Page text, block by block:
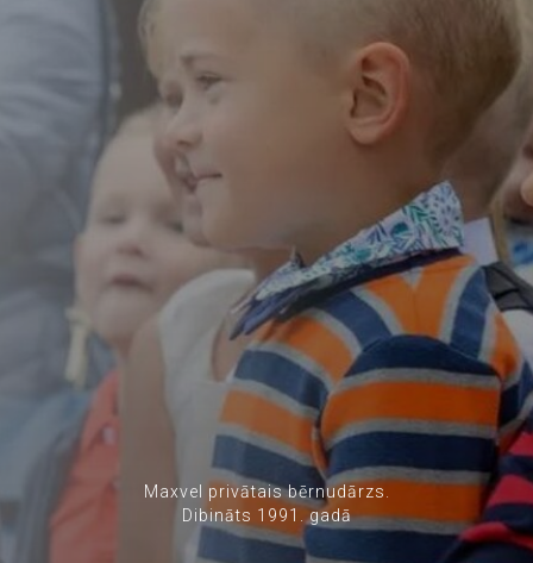
Maxvel privātais bērnudārzs.
Dibināts 1991. gadā